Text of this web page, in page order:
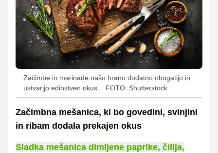
Začimbe in marinade našo hrano dodatno obogatijo in
ustvarijo edinstven okus.
FOTO: Shutterstock
Začimbna mešanica, ki bo govedini, svinjini
in ribam dodala prekajen okus
Sladka mešanica dimljene paprike, čilija,